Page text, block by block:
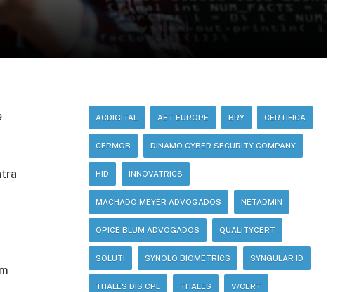
ACDIGITAL AET EUROPE BRY CERTIFICA
CERMOB DINAMO CYBER SECURITY COMPANY
HID INNOVATRICS
MACHADO MEYER ADVOGADOS NETADMIN
OPICE BLUM ADVOGADOS QUALITYCERT
SOLUTI SYNOLO BIOMETRICS SYNGULAR ID
THALES DIS CPL THALES V/CERT